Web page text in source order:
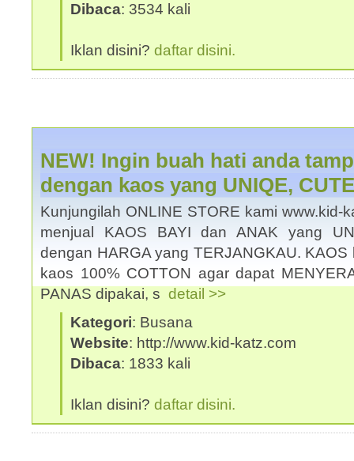
Dibaca: 3534 kali
Iklan disini? daftar disini.
NEW! Ingin buah hati anda
dengan kaos yang UNIQE,
Kunjungilah ONLINE STORE kami www.kid-
menjual KAOS BAYI dan ANAK yang
dengan HARGA yang TERJANGKAU.
kaos 100% COTTON agar dapat
PANAS dipakai, s detail >>
Kategori: Busana
Website: http://www.kid-katz.com
Dibaca: 1833 kali
Iklan disini? daftar disini.